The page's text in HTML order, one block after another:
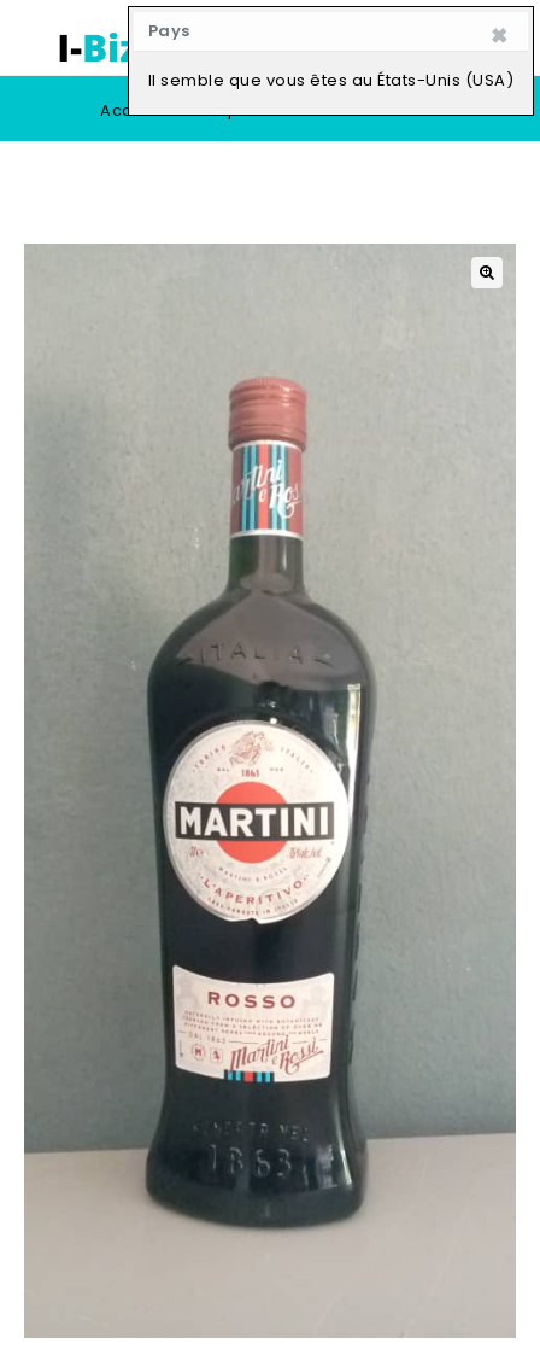
Pays ×
Il semble que vous êtes au États-Unis (USA)
0
Accueil Boutique Vendre